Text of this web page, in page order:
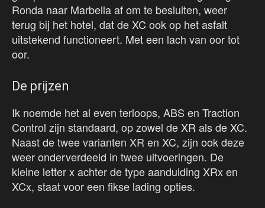
Ronda naar Marbella af om te besluiten, weer
terug bij het hotel, dat de XC ook op het asfalt
uitstekend functioneert. Met een lach van oor tot
oor.
De prijzen
Ik noemde het al even terloops, ABS en Traction
Control zijn standaard, op zowel de XR als de XC.
Naast de twee varianten XR en XC, zijn ook deze
weer onderverdeeld in twee uitvoeringen. De
kleine letter x achter de type aanduiding XRx en
XCx, staat voor een fikse lading opties.